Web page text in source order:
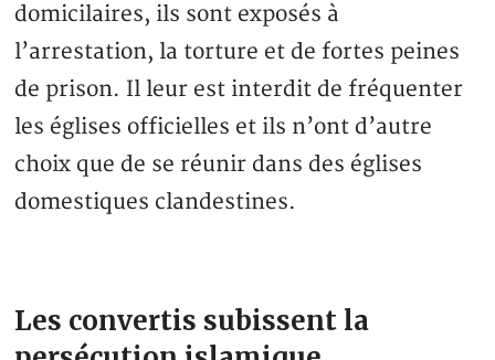
domicilaires, ils sont exposés à
l’arrestation, la torture et de fortes peines
de prison. Il leur est interdit de fréquenter
les églises officielles et ils n’ont d’autre
choix que de se réunir dans des églises
domestiques clandestines.
Les convertis subissent la